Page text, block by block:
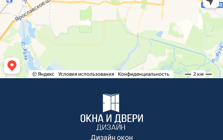
Коминтерна, 22
Коминтерна, 22
Коминтерна, 22
Академика Каргина, 36Б
Академика Каргина 36Б
Ивантеевка, Хлебозаводская улица, 30
Ивантеевка, Хлебозаводская улица, 30
Коминтерна, 22
Коминтерна, 22
Коминтерна, 22Дизайн окон